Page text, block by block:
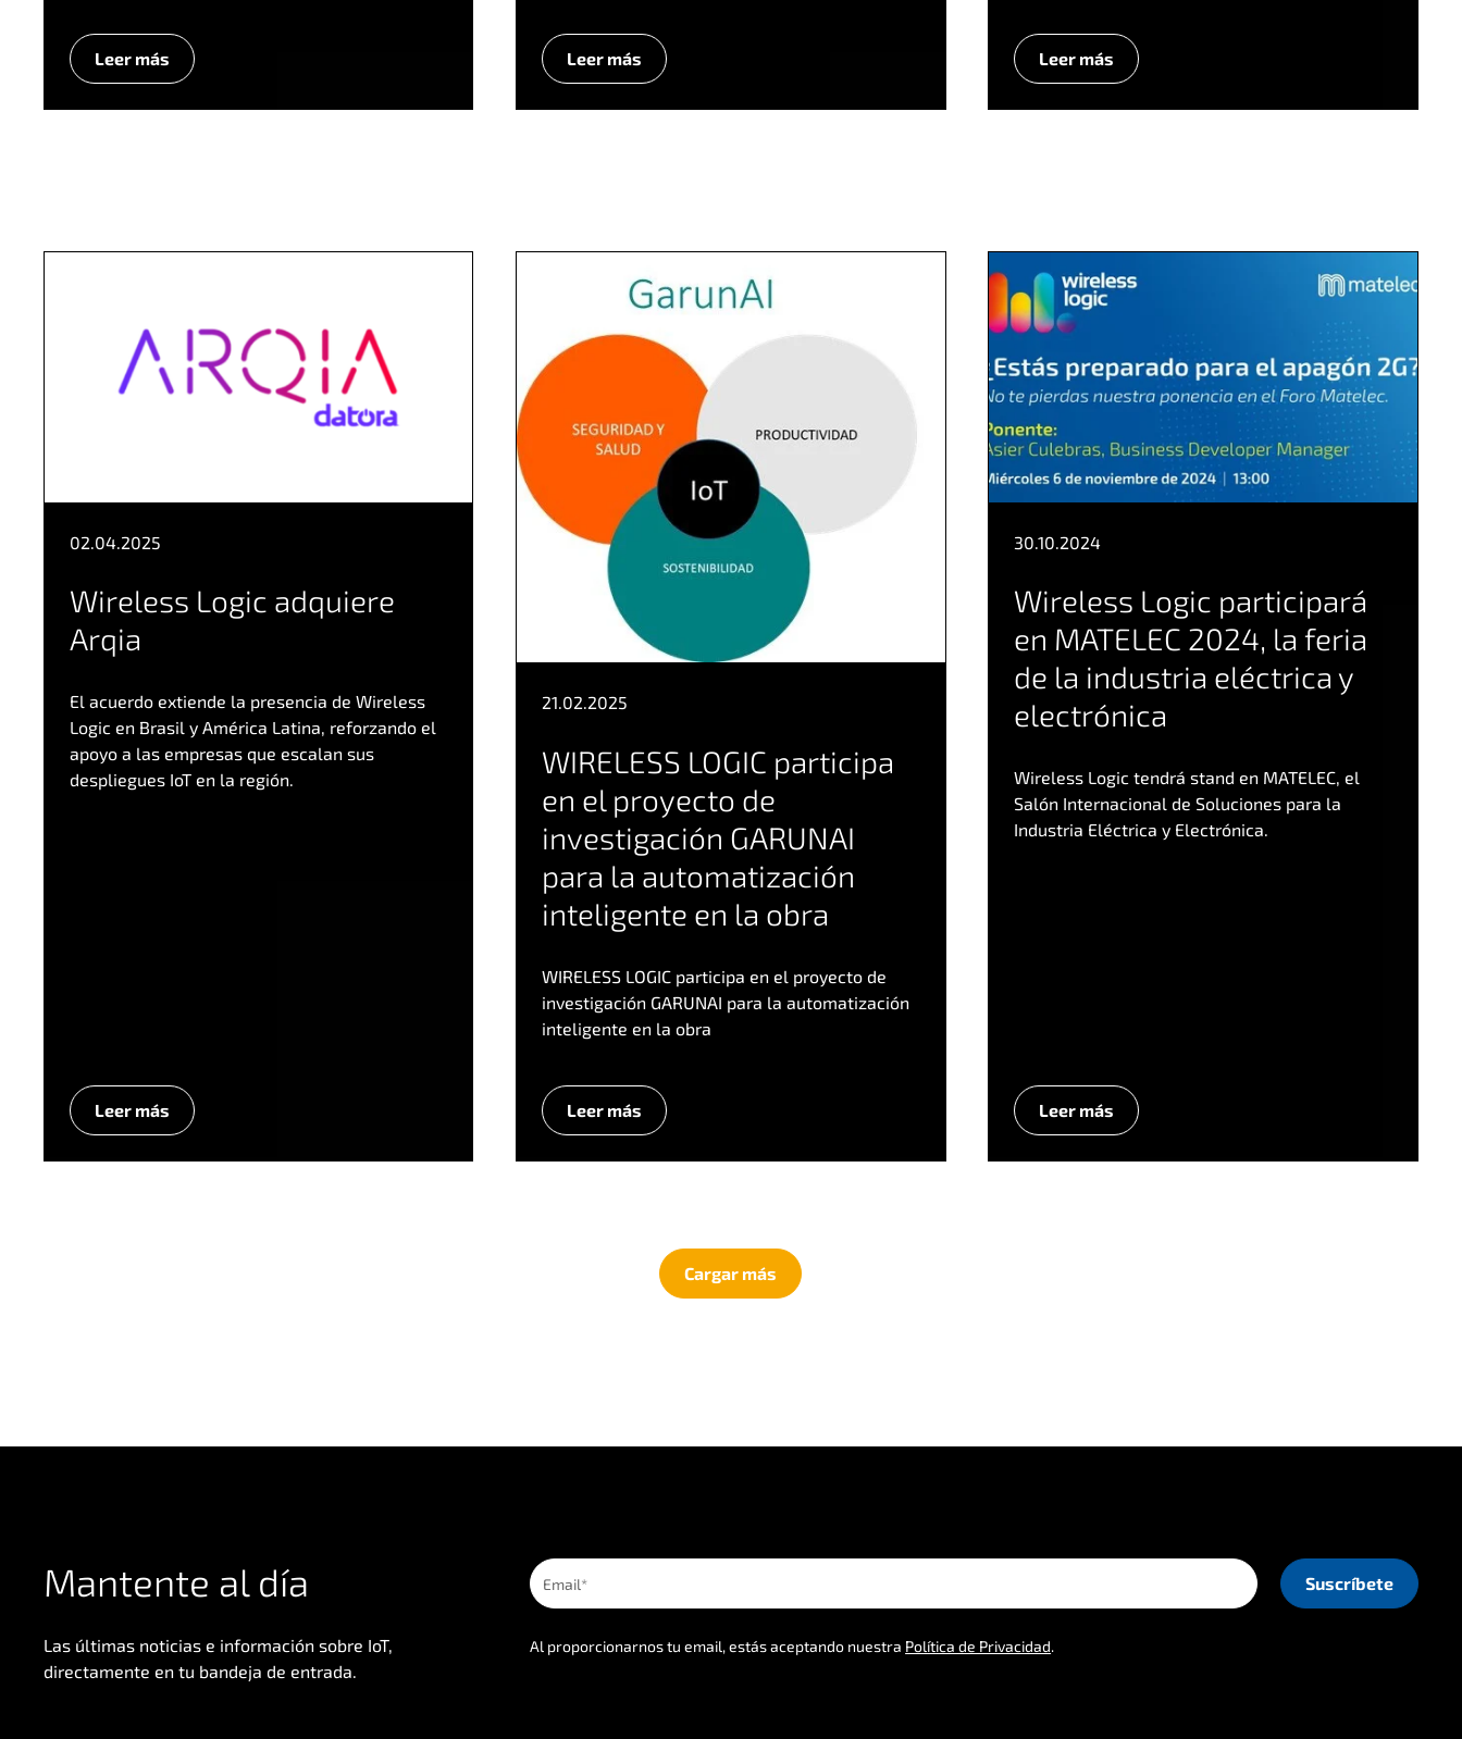
Leer más Leer más Leer más
02.04.2025
Wireless Logic adquiere
Arqia
El acuerdo extiende la presencia de Wireless
Logic en Brasil y América Latina, reforzando el
apoyo a las empresas que escalan sus
despliegues IoT en la región.
Leer más
21.02.2025
WIRELESS LOGIC participa
en el proyecto de
investigación GARUNAI
para la automatización
inteligente en la obra
WIRELESS LOGIC participa en el proyecto de
investigación GARUNAI para la automatización
inteligente en la obra
Leer más
30.10.2024
Wireless Logic participará
en MATELEC 2024, la feria
de la industria eléctrica y
electrónica
Wireless Logic tendrá stand en MATELEC, el
Salón Internacional de Soluciones para la
Industria Eléctrica y Electrónica.
Leer más
Cargar más
Mantente al día
Las últimas noticias e información sobre IoT,
directamente en tu bandeja de entrada.
Al proporcionarnos tu email, estás aceptando nuestra Política de Privacidad.